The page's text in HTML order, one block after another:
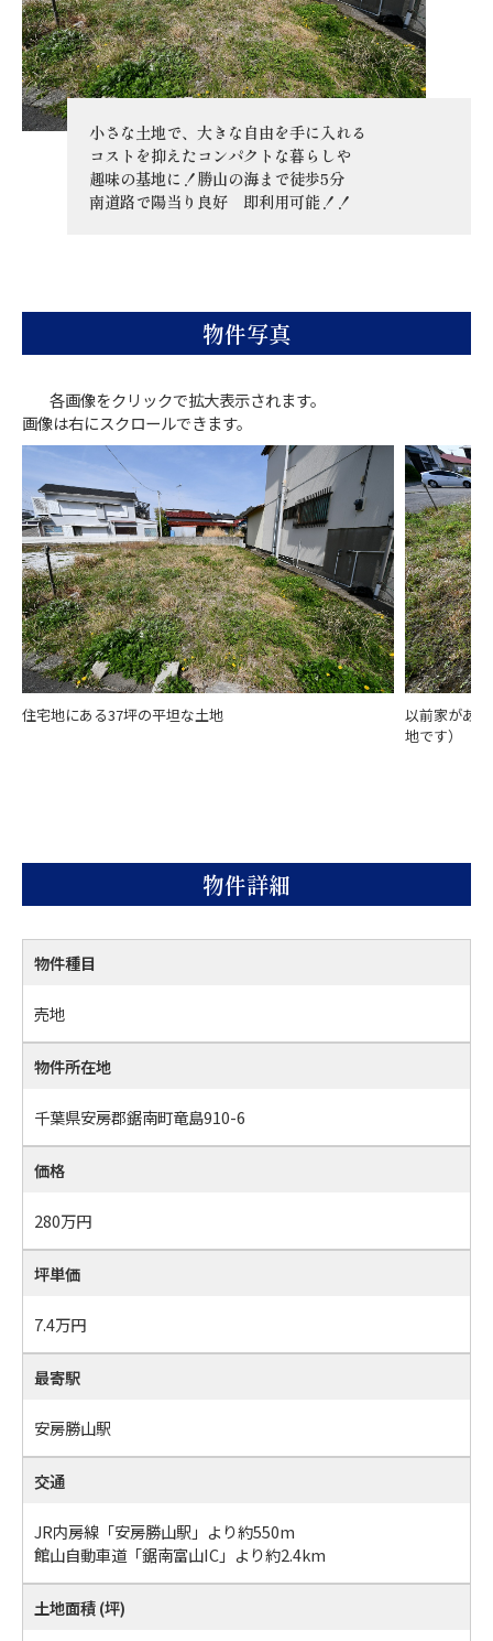
小さな土地で、大きな自由を手に入れる
コストを抑えたコンパクトな暮らしや
趣味の基地に！勝山の海まで徒歩5分
南道路で陽当り良好 即利用可能！！
物件写真
各画像をクリックで拡大表示されます。
画像は右にスクロールできます。
住宅地にある37坪の平坦な土地
以前家があ
地です）
物件詳細
物件種目
売地
物件所在地
千葉県安房郡鋸南町竜島910-6
価格
280万円
坪単価
7.4万円
最寄駅
安房勝山駅
交通
JR内房線「安房勝山駅」より約550m
館山自動車道「鋸南富山IC」より約2.4km
土地面積 (坪)